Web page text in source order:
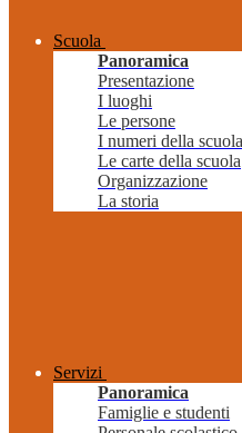
Scuola
Panoramica
Presentazione
I luoghi
Le persone
I numeri della scuola
Le carte della scuola
Organizzazione
La storia
Servizi
Panoramica
Famiglie e studenti